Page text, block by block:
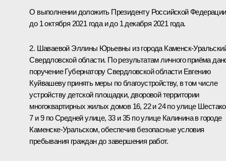
О выполнении доложить Президенту Российской Федерации
до 1 октября 2021 года и до 1 декабря 2021 года.
2. Шаваевой Эллины Юрьевны из города Каменск-
Свердловской области. По результатам личного приёма
поручение Губернатору Свердловской области Евгению
Куйвашеву принять меры по благоустройству, в том числе
устройству детской площадки, дворовой территории
многоквартирных жилых домов 16, 22 и 24 по улице
7 и 9 по Средней улице, 33 и 35 по улице Калинина в городе
Каменске-Уральском, обеспечив безопасные условия
пребывания граждан до завершения работ.